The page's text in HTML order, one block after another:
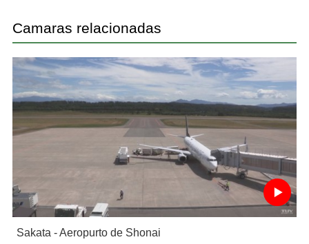
Camaras relacionadas
Sakata - Aeropurto de Shonai